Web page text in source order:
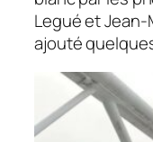
Legué et
ajouté